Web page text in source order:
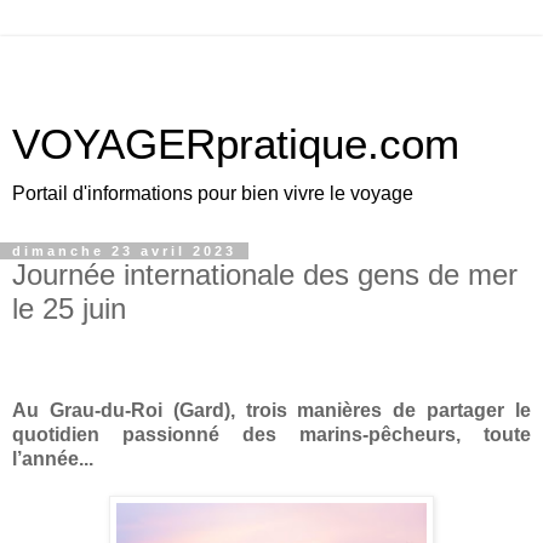
VOYAGERpratique.com
Portail d'informations pour bien vivre le voyage
dimanche 23 avril 2023
Journée internationale des gens de mer
le 25 juin
Au Grau-du-Roi (Gard), trois manières de partager le
quotidien passionné des marins-pêcheurs, toute
l’année...